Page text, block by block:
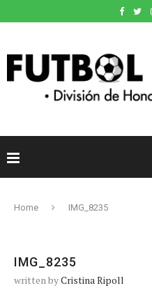
Home IMG_8235
IMG_8235
written byCristina Ripoll